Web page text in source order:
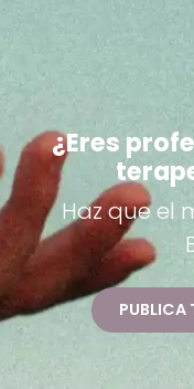
¿Eres
Haz que el
PUBLICA